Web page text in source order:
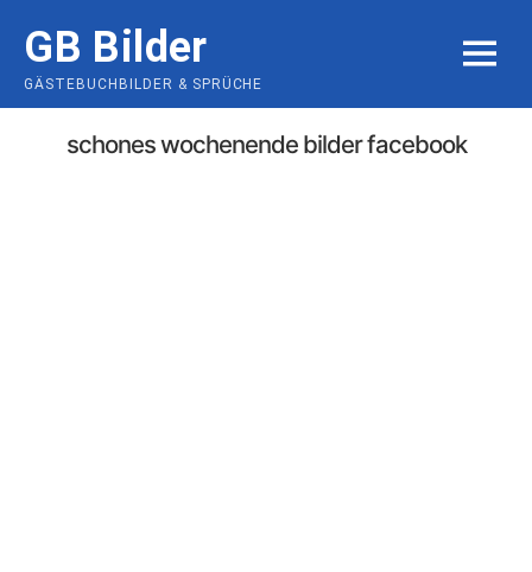
content
GB Bilder
GÄSTEBUCHBILDER & SPRÜCHE
MENU
schones wochenende bilder facebook